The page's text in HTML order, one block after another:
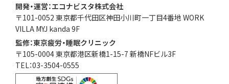
開発・運営：エコナビスタ株式会社
〒101-0052 東京都千代田区神田小川町一丁目4番地 WORK
VILLA MYJ kanda 9F
監修：東京疲労・睡眠クリニック
〒105-0004 東京都港区新橋1-15-7 新橋NFビル3F
TEL：03-3504-0555